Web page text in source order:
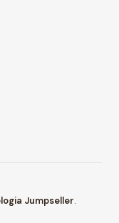
Jumpseller.